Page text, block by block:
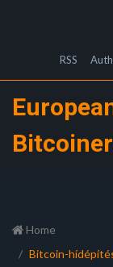
RSS
Home
Bitcoin-